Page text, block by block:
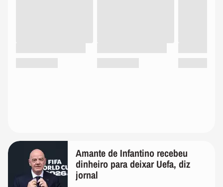
Amante de Infantino recebeu
dinheiro para deixar Uefa, diz
jornal